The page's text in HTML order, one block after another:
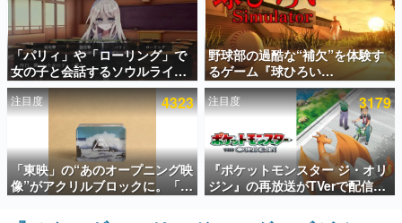
電ファミのいま読まれている記事ランキング
アプリセール情報
インタビュー
連載・特集一覧
殿堂入り記事
SNS拡散数が数千以上！ ページビュー数万以上！ などな
ど。多くの人々に読まれた、電ファミ渾身の“殿堂入り”記
事をまとめました。
「パリィ」や「ローリング」で
女の子と会話するソウルライク
恋愛ゲーム『小早川さんはソウ
ルライク』無料公開。返事に失
敗すると「YOU DIED」
野球部の過酷な“補欠”を体験す
るゲーム『球ひろい
Simulator』が「1件」のウィッ
シュリストをもとにチェコ語に
対応しSNSで話題に。『キング
ダム・カム』開発元やチェコの
プロ野球選手から称賛の声
注目度 4323
「東映」の“あのオープニング映
像”がアクリルブロックに。「東
映ヒストリカル グッズコレクシ
ョン」が8月下旬より発売
注目度 3179
『ポケットモンスター ジ・オリ
ジン』の再放送がTVerで配信
中！レッド（CV：竹内順子）が
主人公のオリジナルアニメ